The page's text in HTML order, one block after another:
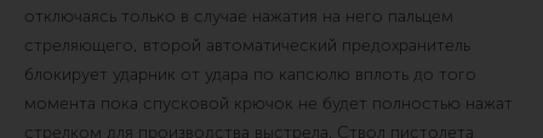
отключаясь только в случае нажатия на него пальцем
стреляющего, второй автоматический предохранитель
блокирует ударник от удара по капсюлю вплоть до того
момента пока спусковой крючок не будет полностью нажат
стрелком для производства выстрела. Ствол пистолета